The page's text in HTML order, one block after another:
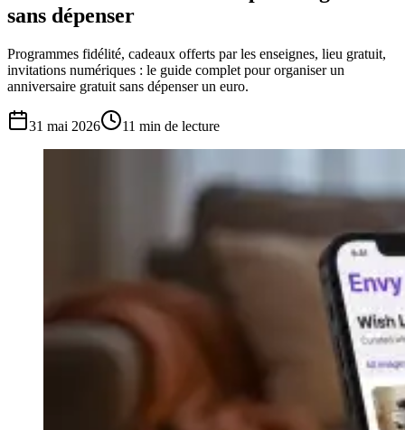
sans dépenser
Programmes fidélité, cadeaux offerts par les enseignes, lieu gratuit,
invitations numériques : le guide complet pour organiser un
anniversaire gratuit sans dépenser un euro.
31 mai 2026 11 min de lecture